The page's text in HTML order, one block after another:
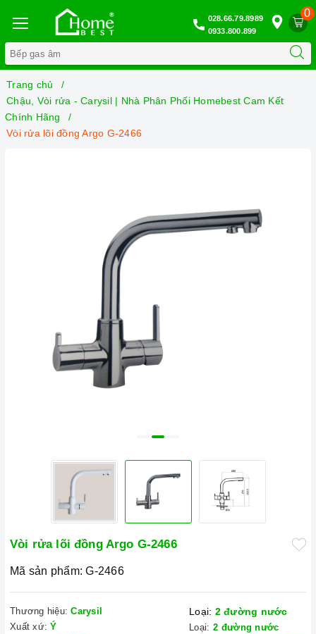
0
028.66.79.8989
0933.800.899
Trang chủ
Chậu, Vòi rửa - Carysil | Nhà Phân Phối Homebest Cam Kết
Chính Hãng
Vòi rửa lõi đồng Argo G-2466
Vòi rửa lõi đồng Argo G-2466
Mã sản phẩm: G-2466
Thương hiệu: Carysil
Xuất xứ: Ý
Loại: 2 đường nước
Loại: 2 đường nước